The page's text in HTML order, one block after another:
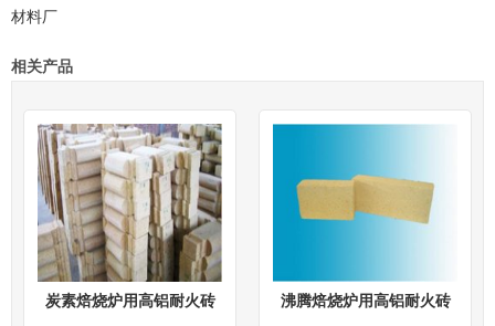
材料厂
相关产品
炭素焙烧炉用高铝耐火砖 沸腾焙烧炉用高铝耐火砖